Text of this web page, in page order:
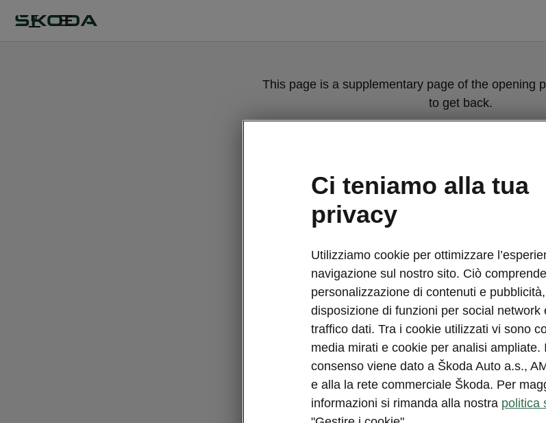
IT
This page is a supplementary page of the opening
to get back.
si
Ci teniamo alla tua
privacy
Utilizziamo cookie per ottimizzare
navigazione sul nostro sito. Ciò
personalizzazione di contenuti e
disposizione di funzioni per social network
traffico dati. Tra i cookie utilizzati vi sono
media mirati e cookie per analisi ampliate.
consenso viene dato a Škoda Auto a.s.,
e alla la rete commerciale Škoda. Per
informazioni si rimanda alla nostra politica